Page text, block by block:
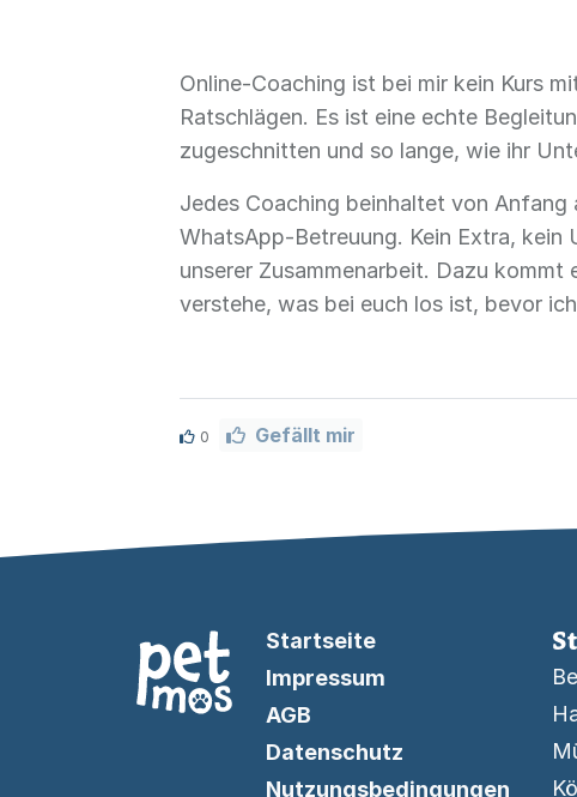
Online-Coaching ist bei mir kein Kurs
Ratschlägen. Es ist eine echte
zugeschnitten und so lange, wie ihr
Jedes Coaching beinhaltet von
WhatsApp-Betreuung. Kein Extra,
unserer Zusammenarbeit. Dazu
verstehe, was bei euch los ist, bevor
0 Gefällt mir
Startseite
Impressum
AGB
Datenschutz
Nutzungsbedingungen